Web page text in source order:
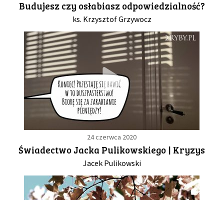
DRUŻYNA
WESPRZYJ NAS
PARTNERZY
NEWSLETTER
DLA MEDIÓW
Budujesz czy osłabiasz odpowiedzialność?
ks. Krzysztof Grzywocz
24 czerwca 2020
Świadectwo Jacka Pulikowskiego | Kryzys
Jacek Pulikowski